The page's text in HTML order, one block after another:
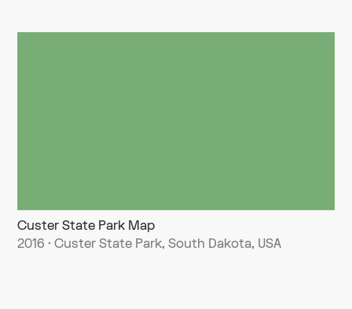
Custer State Park Map
2016 · Custer State Park, South Dakota, USA